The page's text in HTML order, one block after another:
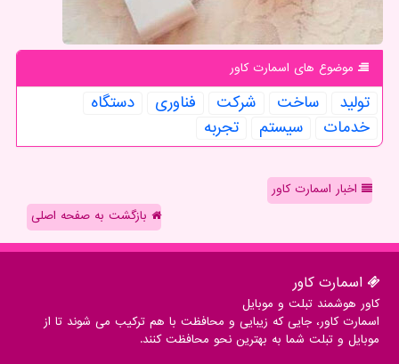
موضوع های اسمارت كاور
تولید ساخت شركت فناوری
دستگاه
خدمات
سیستم تجربه
اخبار اسمارت کاور
بازگشت به صفحه اصلی
اسمارت كاور
کاور هوشمند تبلت و موبایل
اسمارت کاور، جایی که زیبایی و محافظت با هم ترکیب می شوند تا از
موبایل و تبلت شما به بهترین نحو محافظت کنند.